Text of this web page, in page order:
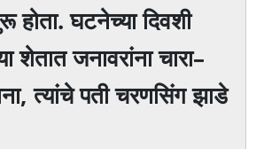
होता. घटनेच्या दिवशी
शेतात जनावरांना चारा–
त्यांचे पती चरणसिंग झाडे